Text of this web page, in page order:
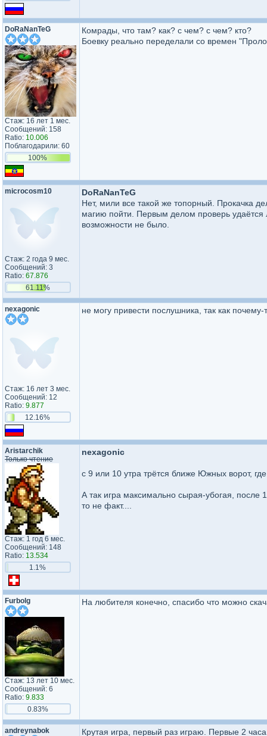
DoRaNanTeG
Стаж: 16 лет 1 мес.
Сообщений: 158
Ratio: 10.006
Поблагодарили: 60
100%
Комрады, что там? как? с чем? с чем? кто?
Боевку реально переделали со времен
microcosm10
Стаж: 2 года 9 мес.
Сообщений: 3
Ratio: 67.876
61.11%
DoRaNanTeG
Нет, мили все такой же топорный. Прокачка
магию пойти. Первым делом проверь удаётся
возможности не было.
nexagonic
Стаж: 16 лет 3 мес.
Сообщений: 12
Ratio: 9.877
12.16%
не могу привести послушника, так как
Aristarchik
Только чтение
Стаж: 1 год 6 мес.
Сообщений: 148
Ratio: 13.534
1.1%
nexagonic
с 9 или 10 утра трётся ближе Южных ворот,
А так игра максимально сырая-убогая, после
то не факт....
Furbolg
Стаж: 13 лет 10 мес.
Сообщений: 6
Ratio: 9.833
0.83%
На любителя конечно, спасибо что можно
andreynabok Крутая игра, первый раз играю. Первые 2